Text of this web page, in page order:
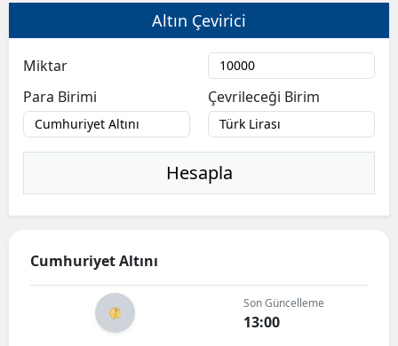
Altın Çevirici
Miktar
Para Birimi
Çevrileceği Birim
Hesapla
Cumhuriyet Altını
Son Güncelleme
13:00